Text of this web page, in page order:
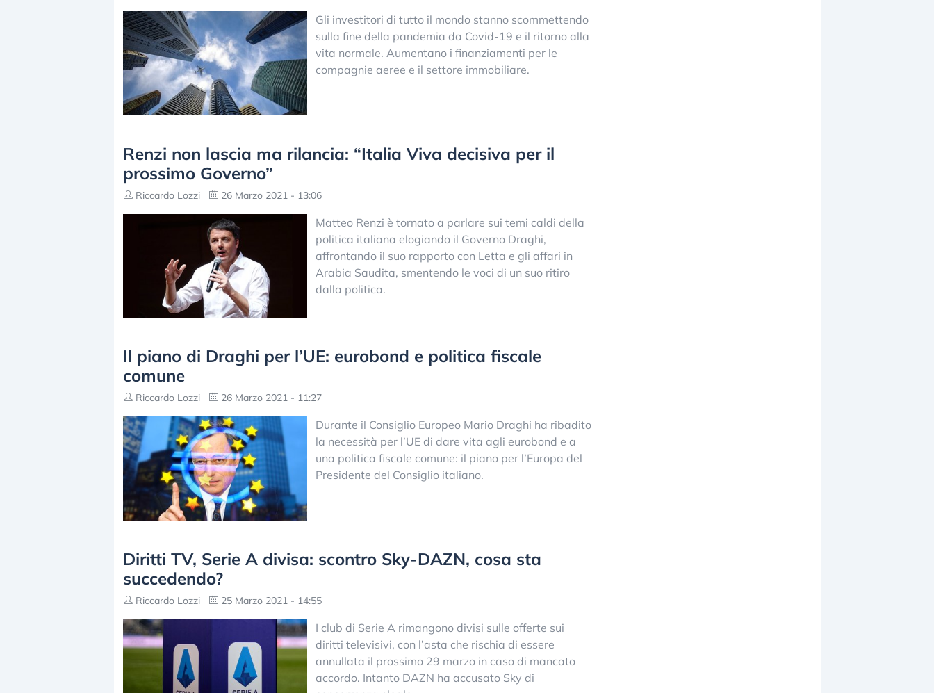
Gli investitori di tutto il mondo stanno scommettendo
sulla fine della pandemia da Covid-19 e il ritorno alla
vita normale. Aumentano i finanziamenti per le
compagnie aeree e il settore immobiliare.
Renzi non lascia ma rilancia: “Italia Viva decisiva per il
prossimo Governo”
Riccardo Lozzi 26 Marzo 2021 - 13:06
Matteo Renzi è tornato a parlare sui temi caldi della
politica italiana elogiando il Governo Draghi,
affrontando il suo rapporto con Letta e gli affari in
Arabia Saudita, smentendo le voci di un suo ritiro
dalla politica.
Il piano di Draghi per l’UE: eurobond e politica fiscale
comune
Riccardo Lozzi 26 Marzo 2021 - 11:27
Durante il Consiglio Europeo Mario Draghi ha ribadito
la necessità per l’UE di dare vita agli eurobond e a
una politica fiscale comune: il piano per l’Europa del
Presidente del Consiglio italiano.
Diritti TV, Serie A divisa: scontro Sky-DAZN, cosa sta
succedendo?
Riccardo Lozzi 25 Marzo 2021 - 14:55
I club di Serie A rimangono divisi sulle offerte sui
diritti televisivi, con l’asta che rischia di essere
annullata il prossimo 29 marzo in caso di mancato
accordo. Intanto DAZN ha accusato Sky di